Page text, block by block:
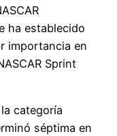
ha establecido
importancia en
Sprint
categoría
séptima en